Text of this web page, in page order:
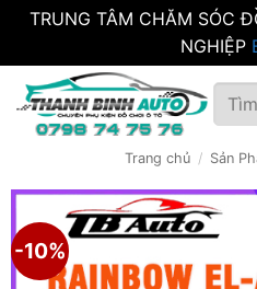
TRUNG TÂM CHĂM SÓC
NGHIỆP
qua
Tìm
kiếm:
Trang chủ / Sản
-10%